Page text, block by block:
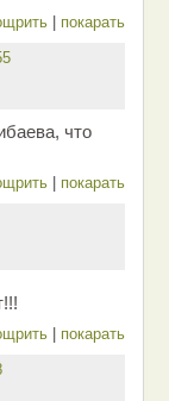
покарать
что
покарать
покарать